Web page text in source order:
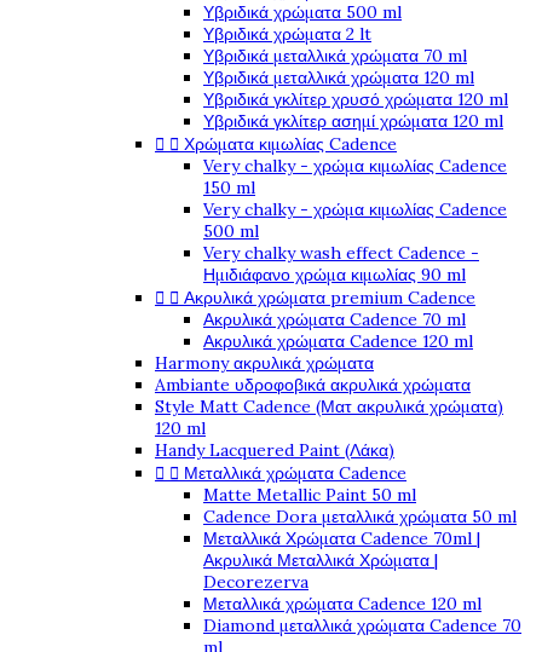
Υβριδικά χρώματα 500 ml
Υβριδικά χρώματα 2 lt
Υβριδικά μεταλλικά χρώματα 70 ml
Υβριδικά μεταλλικά χρώματα 120 ml
Υβριδικά γκλίτερ χρυσό χρώματα 120 ml
Υβριδικά γκλίτερ ασημί χρώματα 120 ml
  Χρώματα κιμωλίας Cadence
Very chalky - χρώμα κιμωλίας Cadence
150 ml
Very chalky - χρώμα κιμωλίας Cadence
500 ml
Very chalky wash effect Cadence -
Ημιδιάφανο χρώμα κιμωλίας 90 ml
  Ακρυλικά χρώματα premium Cadence
Ακρυλικά χρώματα Cadence 70 ml
Ακρυλικά χρώματα Cadence 120 ml
Harmony ακρυλικά χρώματα
Ambiante υδροφοβικά ακρυλικά χρώματα
Style Matt Cadence (Ματ ακρυλικά χρώματα)
120 ml
Handy Lacquered Paint (Λάκα)
  Μεταλλικά χρώματα Cadence
Matte Metallic Paint 50 ml
Cadence Dora μεταλλικά χρώματα 50 ml
Μεταλλικά Χρώματα Cadence 70ml |
Ακρυλικά Μεταλλικά Χρώματα |
Decorezerva
Μεταλλικά χρώματα Cadence 120 ml
Diamond μεταλλικά χρώματα Cadence 70
ml